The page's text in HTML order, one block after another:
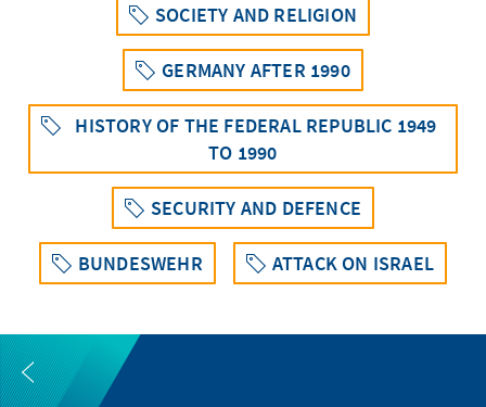
SOCIETY AND RELIGION
GERMANY AFTER 1990
HISTORY OF THE FEDERAL REPUBLIC 1949
TO 1990
SECURITY AND DEFENCE
BUNDESWEHR ATTACK ON ISRAEL